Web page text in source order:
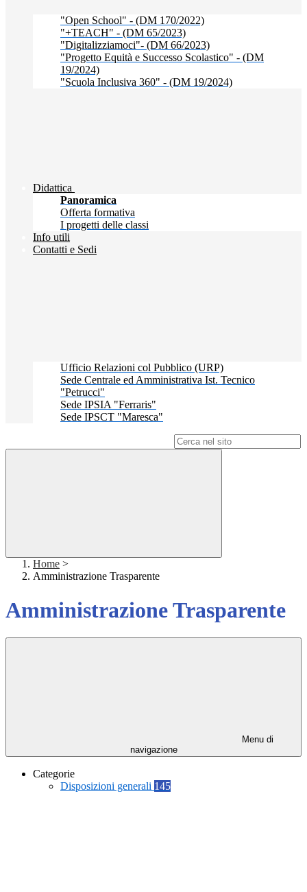
"Open School" - (DM 170/2022)
"+TEACH" - (DM 65/2023)
"Digitalizziamoci"- (DM 66/2023)
"Progetto Equità e Successo Scolastico" - (DM
19/2024)
"Scuola Inclusiva 360" - (DM 19/2024)
Didattica
Panoramica
Offerta formativa
I progetti delle classi
Info utili
Contatti e Sedi
Ufficio Relazioni col Pubblico (URP)
Sede Centrale ed Amministrativa Ist. Tecnico
"Petrucci"
Sede IPSIA "Ferraris"
Sede IPSCT "Maresca"
Home >
Amministrazione Trasparente
Amministrazione Trasparente
Menu di
navigazione
Categorie
Disposizioni generali 145